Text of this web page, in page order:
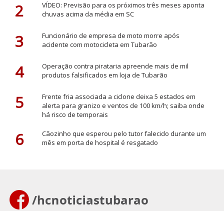
2
VÍDEO: Previsão para os próximos três meses aponta
chuvas acima da média em SC
3
Funcionário de empresa de moto morre após
acidente com motocicleta em Tubarão
4
Operação contra pirataria apreende mais de mil
produtos falsificados em loja de Tubarão
5
Frente fria associada a ciclone deixa 5 estados em
alerta para granizo e ventos de 100 km/h; saiba onde
há risco de temporais
6
Cãozinho que esperou pelo tutor falecido durante um
mês em porta de hospital é resgatado